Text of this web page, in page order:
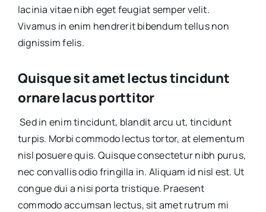
lacinia vitae nibh eget feugiat semper velit.
Vivamus in enim hendrerit bibendum tellus non
dignissim felis.
Quisque sit amet lectus tincidunt
ornare lacus porttitor
Sed in enim tincidunt, blandit arcu ut, tincidunt
turpis. Morbi commodo lectus tortor, at elementum
nisl posuere quis. Quisque consectetur nibh purus,
nec convallis odio fringilla in. Aliquam id nisl est. Ut
congue dui a nisi porta tristique. Praesent
commodo accumsan lectus, sit amet rutrum mi